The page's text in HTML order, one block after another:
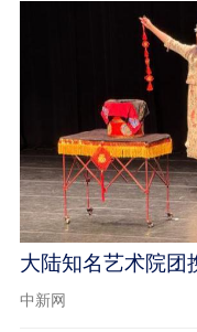
大陆知名艺术院团
中新网